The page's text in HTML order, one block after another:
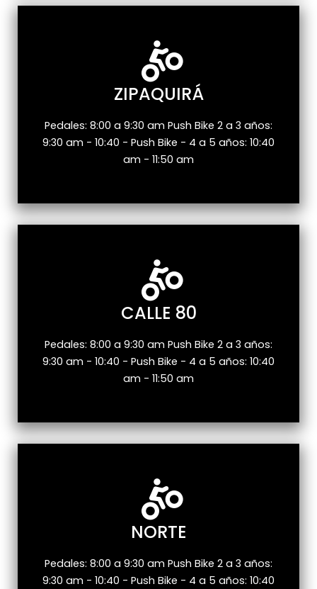
ZIPAQUIRÁ
Pedales: 8:00 a 9:30 am Push Bike 2 a 3 años:
9:30 am - 10:40 - Push Bike - 4 a 5 años: 10:40
am - 11:50 am
CALLE 80
Pedales: 8:00 a 9:30 am Push Bike 2 a 3 años:
9:30 am - 10:40 - Push Bike - 4 a 5 años: 10:40
am - 11:50 am
NORTE
Pedales: 8:00 a 9:30 am Push Bike 2 a 3 años:
9:30 am - 10:40 - Push Bike - 4 a 5 años: 10:40